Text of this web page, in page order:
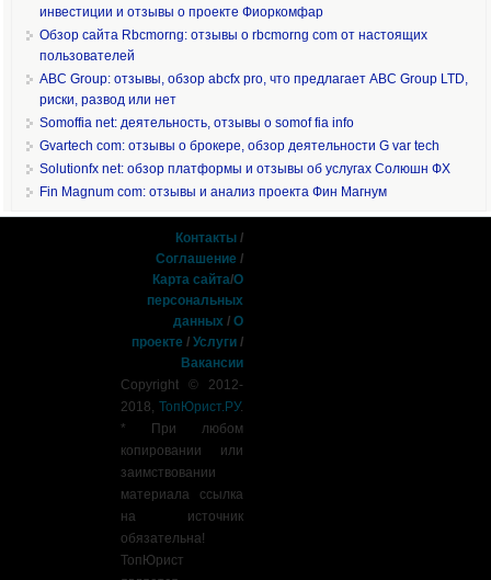
инвестиции и отзывы о проекте Фиоркомфар
Обзор сайта Rbcmorng: отзывы о rbcmorng com от настоящих
пользователей
ABC Group: отзывы, обзор abcfx pro, что предлагает ABC Group LTD,
риски, развод или нет
Somoffia net: деятельность, отзывы о somof fia info
Gvartech com: отзывы о брокере, обзор деятельности G var tech
Solutionfx net: обзор платформы и отзывы об услугах Солюшн ФХ
Fin Magnum com: отзывы и анализ проекта Фин Магнум
Контакты /
Соглашение /
Карта сайта/О
персональных
данных /О
проекте /Услуги /
Вакансии
Copyright © 2012-
2018,ТопЮрист.РУ.
* При любом
копировании или
заимствовании
материала ссылка
на источник
обязательна!
ТопЮрист